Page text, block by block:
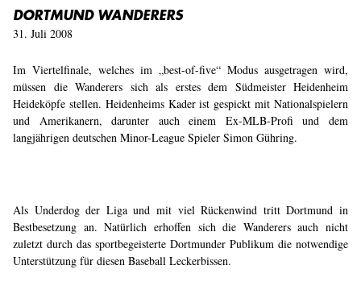
DORTMUND WANDERERS
31. Juli 2008
Im Viertelfinale, welches im „best-of-five“ Modus ausgetragen wird,
müssen die Wanderers sich als erstes dem Südmeister Heidenheim
Heideköpfe stellen. Heidenheims Kader ist gespickt mit Nationalspielern
und Amerikanern, darunter auch einem Ex-MLB-Profi und dem
langjährigen deutschen Minor-League Spieler Simon Gühring.
Als Underdog der Liga und mit viel Rückenwind tritt Dortmund in
Bestbesetzung an. Natürlich erhoffen sich die Wanderers auch nicht
zuletzt durch das sportbegeisterte Dortmunder Publikum die notwendige
Unterstützung für diesen Baseball Leckerbissen.